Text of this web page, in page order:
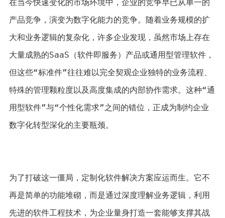
在当今快速变化的市场环境中，企业的竞争早已从单一的
产品竞争，演变为数字化能力的竞争。随着业务规模的扩
大和业务逻辑的复杂化，许多企业发现，虽然市场上存在
大量成熟的SaaS（软件即服务）产品或通用型管理软件，
但这些“标准件”往往难以完全契观企业独特的业务流程、
特殊的管理颗粒度以及高度集成的内部协作需求。这种“通
用型软件”与“个性化需求”之间的错位，正成为制约企业
数字化转型深化的主要瓶颈。
为了打破这一僵局，定制化软件解决方案应运而生。它不
再是简单的功能堆砌，而是通过深度理解业务逻辑，利用
先进的软件工程技术，为企业量身打造一套能够支撑其战